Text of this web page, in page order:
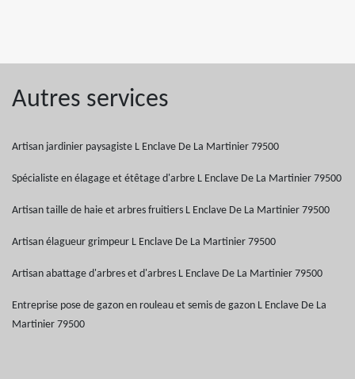
Autres services
Artisan jardinier paysagiste L Enclave De La Martinier 79500
Spécialiste en élagage et étêtage d'arbre L Enclave De La Martinier 79500
Artisan taille de haie et arbres fruitiers L Enclave De La Martinier 79500
Artisan élagueur grimpeur L Enclave De La Martinier 79500
Artisan abattage d'arbres et d'arbres L Enclave De La Martinier 79500
Entreprise pose de gazon en rouleau et semis de gazon L Enclave De La
Martinier 79500